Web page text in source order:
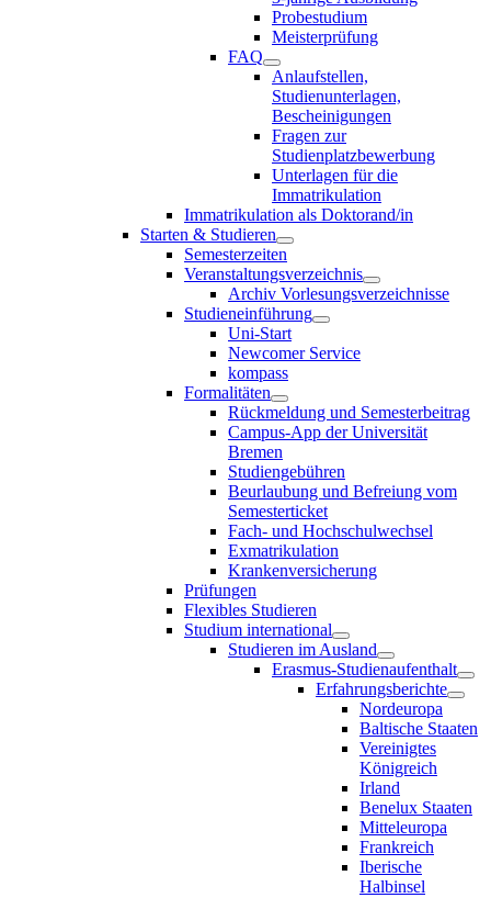
Probestudium
Meisterprüfung
FAQ
Anlaufstellen,
Studienunterlagen,
Bescheinigungen
Fragen zur
Studienplatzbewerbung
Unterlagen für die
Immatrikulation
Immatrikulation als Doktorand/in
Starten & Studieren
Semesterzeiten
Veranstaltungsverzeichnis
Archiv Vorlesungsverzeichnisse
Studieneinführung
Uni-Start
Newcomer Service
kompass
Formalitäten
Rückmeldung und Semesterbeitrag
Campus-App der Universität
Bremen
Studiengebühren
Beurlaubung und Befreiung vom
Semesterticket
Fach- und Hochschulwechsel
Exmatrikulation
Krankenversicherung
Prüfungen
Flexibles Studieren
Studium international
Studieren im Ausland
Erasmus-Studienaufenthalt
Erfahrungsberichte
Nordeuropa
Baltische Staaten
Vereinigtes
Königreich
Irland
Benelux Staaten
Mitteleuropa
Frankreich
Iberische
Halbinsel